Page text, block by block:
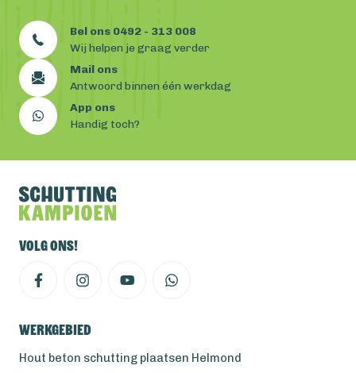
Bel ons 0492 - 313 008
Wij helpen je graag verder
Mail ons
Antwoord binnen één werkdag
App ons
Handig toch?
Volg ons!
Werkgebied
Hout beton schutting plaatsen Helmond